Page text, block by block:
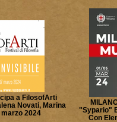
a FilosofArti
Novati, Marina
2024
"Sypario"
Con